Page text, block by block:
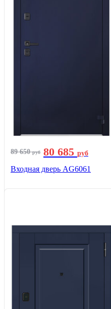
89 650руб 80 685 руб
Входная дверь AG6061